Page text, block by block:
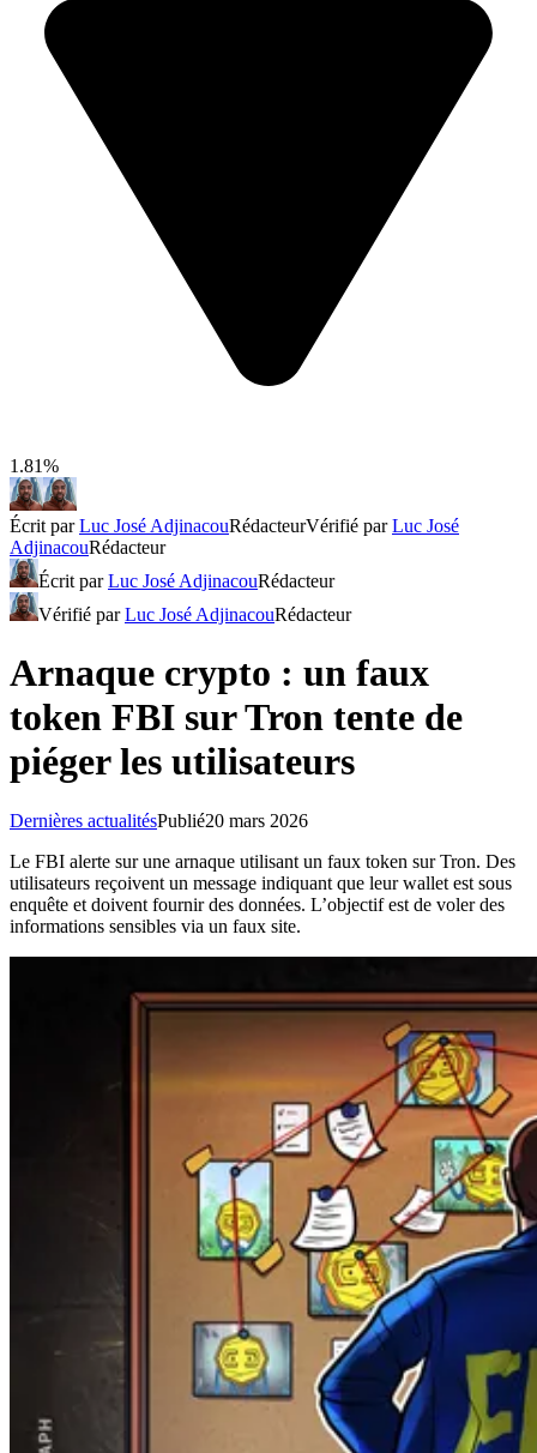
1.81%
Écrit parLuc José AdjinacouRédacteurVérifié parLuc José
AdjinacouRédacteur
Écrit parLuc José AdjinacouRédacteur
Vérifié parLuc José AdjinacouRédacteur
Arnaque crypto : un faux
token FBI sur Tron tente de
piéger les utilisateurs
Dernières actualitésPublié20 mars 2026
Le FBI alerte sur une arnaque utilisant un faux token sur Tron. Des
utilisateurs reçoivent un message indiquant que leur wallet est sous
enquête et doivent fournir des données. L’objectif est de voler des
informations sensibles via un faux site.